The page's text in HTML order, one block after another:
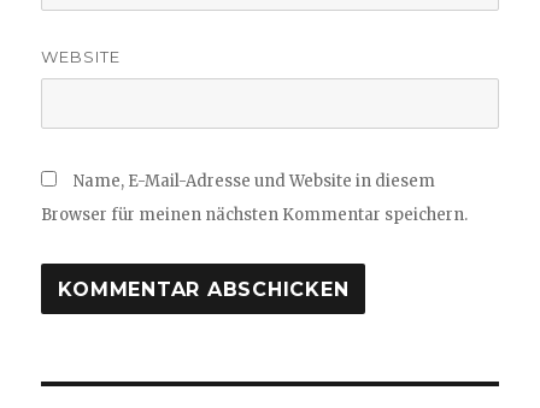
WEBSITE
Name, E-Mail-Adresse und Website in diesem
Browser für meinen nächsten Kommentar speichern.